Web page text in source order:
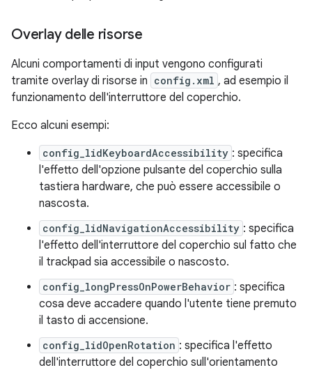
Overlay delle risorse
Alcuni comportamenti di input vengono configurati
tramite overlay di risorse in config.xml , ad esempio il
funzionamento dell'interruttore del coperchio.
Ecco alcuni esempi:
config_lidKeyboardAccessibility : specifica
l'effetto dell'opzione pulsante del coperchio sulla
tastiera hardware, che può essere accessibile o
nascosta.
config_lidNavigationAccessibility : specifica
l'effetto dell'interruttore del coperchio sul fatto che
il trackpad sia accessibile o nascosto.
config_longPressOnPowerBehavior : specifica
cosa deve accadere quando l'utente tiene premuto
il tasto di accensione.
config_lidOpenRotation : specifica l'effetto
dell'interruttore del coperchio sull'orientamento